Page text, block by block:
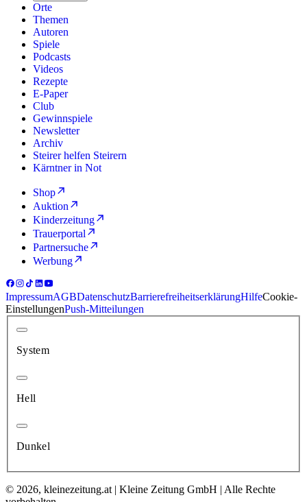
Orte
Themen
Autoren
Spiele
Podcasts
Videos
Rezepte
E-Paper
Club
Gewinnspiele
Newsletter
Archiv
Steirer helfen Steirern
Kärntner in Not
Shop
Auktion
Kinderzeitung
Trauerportal
Partnersuche
Werbung
ImpressumAGBDatenschutzBarrierefreiheitserklärungHilfeCookie-
EinstellungenPush-Mitteilungen
System
Hell
Dunkel
© 2026, kleinezeitung.at | Kleine Zeitung GmbH | Alle Rechte